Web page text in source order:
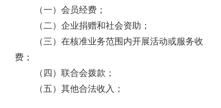
（一）会员经费；
（二）企业捐赠和社会资助；
（三）在核准业务范围内开展活动或服务收
费；
（四）联合会拨款；
（五）其他合法收入；